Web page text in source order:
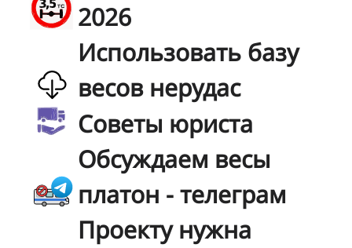
2026
Использовать базу
весов нерудас
Советы юриста
Обсуждаем весы
платон - телеграм
Проекту нужна